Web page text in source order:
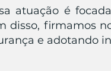
atuação é
disso, firmamos
e adotando